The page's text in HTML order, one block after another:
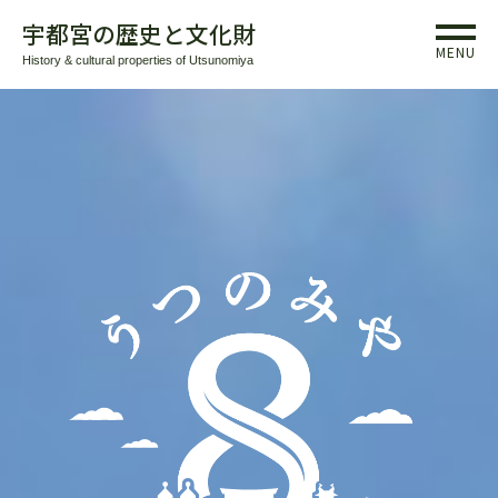
宇都宮の歴史と文化財
History & cultural properties of Utsunomiya MENU